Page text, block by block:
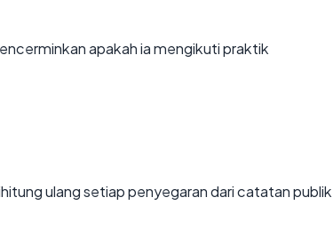
apakah ia mengikuti praktik
ulang setiap penyegaran dari catatan publik